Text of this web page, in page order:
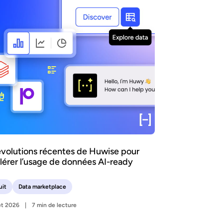
récentes de Huwise pour
l’usage de données AI-ready
Data marketplace
2026 7 min de lecture